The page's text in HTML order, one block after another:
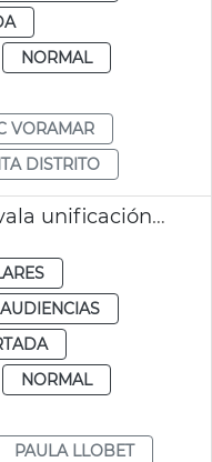
NORMAL
VORAMAR
DISTRITO
Comisión Patrimonio avala unificación estética terrazas plaza Ayuntamiento València
NORMAL
PAULA LLOBET